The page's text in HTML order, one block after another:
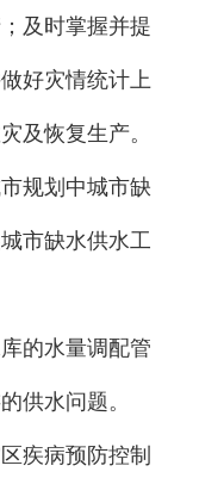
及时掌握并提
好灾情统计上
及恢复生产。
规划中城市缺
市缺水供水工
的水量调配管
供水问题。
疾病预防控制